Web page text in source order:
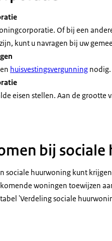
met een lager inkomen.
dan E 56.910 per jaar. Drie
huurwoning?
de hoogte van uw inkomen
een woning, of maak een
Of bij een
kunt u navragen bij uw
huisvestingsvergunning nodig.
eisen stellen. Aan de grootte
bij sociale
sociale huurwoning kunt
woningen toewijzen
'Verdeling sociale